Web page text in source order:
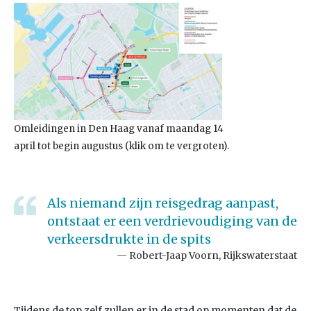
Omleidingen in Den Haag vanaf maandag 14
april tot begin augustus (klik om te vergroten).
Als niemand zijn reisgedrag aanpast,
ontstaat er een verdrievoudiging van de
verkeersdrukte in de spits
Robert-Jaap Voorn, Rijkswaterstaat